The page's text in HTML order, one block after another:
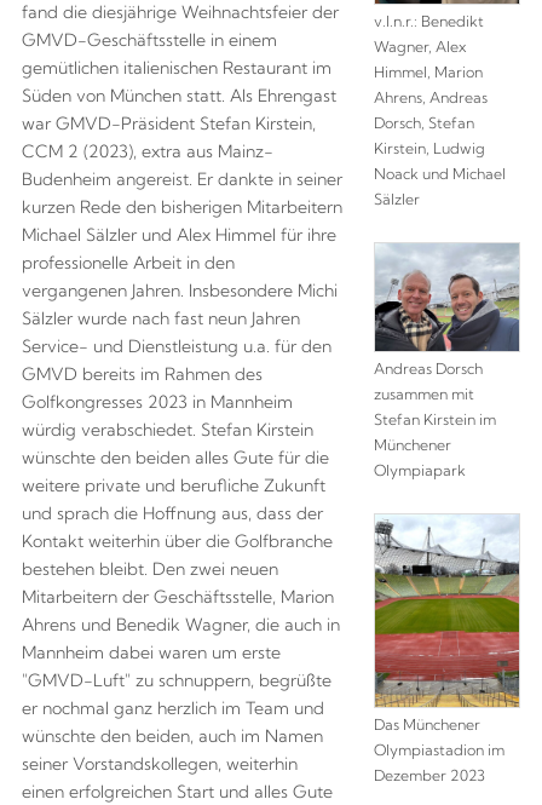
fand die diesjährige Weihnachtsfeier der
GMVD-Geschäftsstelle in einem
gemütlichen italienischen Restaurant im
Süden von München statt. Als Ehrengast
war GMVD-Präsident Stefan Kirstein,
CCM 2 (2023), extra aus Mainz-
Budenheim angereist. Er dankte in seiner
kurzen Rede den bisherigen Mitarbeitern
Michael Sälzler und Alex Himmel für ihre
professionelle Arbeit in den
vergangenen Jahren. Insbesondere Michi
Sälzler wurde nach fast neun Jahren
Service- und Dienstleistung u.a. für den
GMVD bereits im Rahmen des
Golfkongresses 2023 in Mannheim
würdig verabschiedet. Stefan Kirstein
wünschte den beiden alles Gute für die
weitere private und berufliche Zukunft
und sprach die Hoffnung aus, dass der
Kontakt weiterhin über die Golfbranche
bestehen bleibt. Den zwei neuen
Mitarbeitern der Geschäftsstelle, Marion
Ahrens und Benedik Wagner, die auch in
Mannheim dabei waren um erste
"GMVD-Luft" zu schnuppern, begrüßte
er nochmal ganz herzlich im Team und
wünschte den beiden, auch im Namen
seiner Vorstandskollegen, weiterhin
einen erfolgreichen Start und alles Gute
v.l.n.r.: Benedikt
Wagner, Alex
Himmel, Marion
Ahrens, Andreas
Dorsch, Stefan
Kirstein, Ludwig
Noack und Michael
Sälzler
Andreas Dorsch
zusammen mit
Stefan Kirstein im
Münchener
Olympiapark
Das Münchener
Olympiastadion im
Dezember 2023